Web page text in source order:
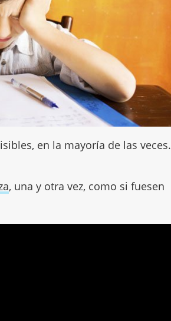
en la mayoría de las veces.
, una y otra vez, como si fuesen